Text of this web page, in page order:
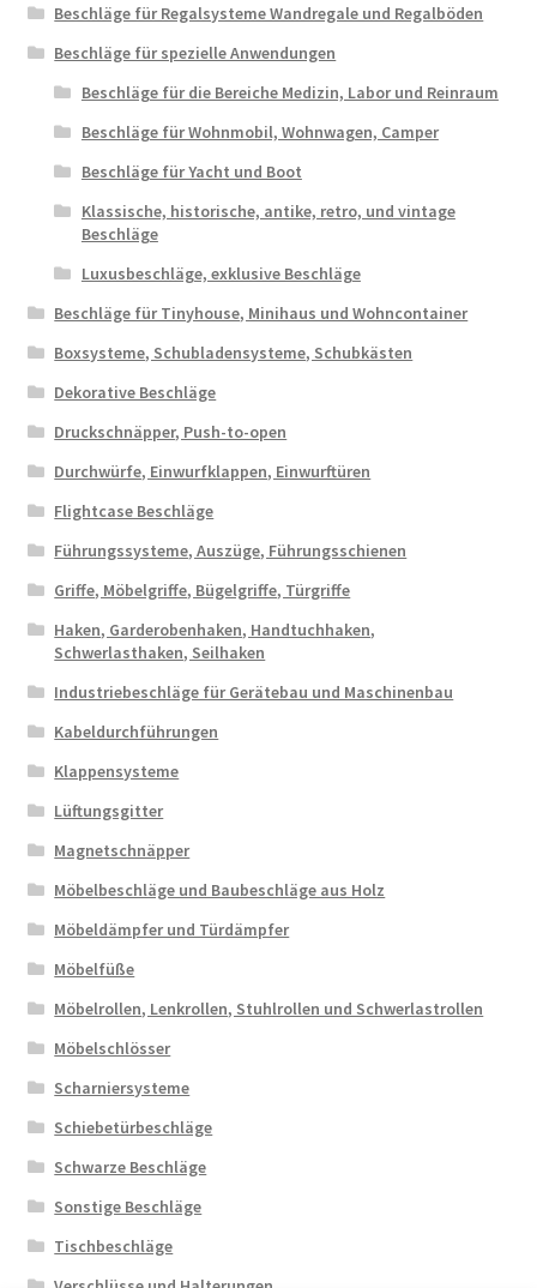
Beschläge für Regalsysteme Wandregale und Regalböden
Beschläge für spezielle Anwendungen
Beschläge für die Bereiche Medizin, Labor und Reinraum
Beschläge für Wohnmobil, Wohnwagen, Camper
Beschläge für Yacht und Boot
Klassische, historische, antike, retro, und vintage
Beschläge
Luxusbeschläge, exklusive Beschläge
Beschläge für Tinyhouse, Minihaus und Wohncontainer
Boxsysteme, Schubladensysteme, Schubkästen
Dekorative Beschläge
Druckschnäpper, Push-to-open
Durchwürfe, Einwurfklappen, Einwurftüren
Flightcase Beschläge
Führungssysteme, Auszüge, Führungsschienen
Griffe, Möbelgriffe, Bügelgriffe, Türgriffe
Haken, Garderobenhaken, Handtuchhaken,
Schwerlasthaken, Seilhaken
Industriebeschläge für Gerätebau und Maschinenbau
Kabeldurchführungen
Klappensysteme
Lüftungsgitter
Magnetschnäpper
Möbelbeschläge und Baubeschläge aus Holz
Möbeldämpfer und Türdämpfer
Möbelfüße
Möbelrollen, Lenkrollen, Stuhlrollen und Schwerlastrollen
Möbelschlösser
Scharniersysteme
Schiebetürbeschläge
Schwarze Beschläge
Sonstige Beschläge
Tischbeschläge